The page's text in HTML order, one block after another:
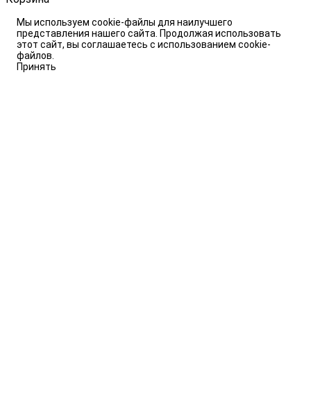
Мы используем cookie-файлы для наилучшего
представления нашего сайта. Продолжая использовать
этот сайт, вы соглашаетесь с использованием cookie-
файлов.
Принять